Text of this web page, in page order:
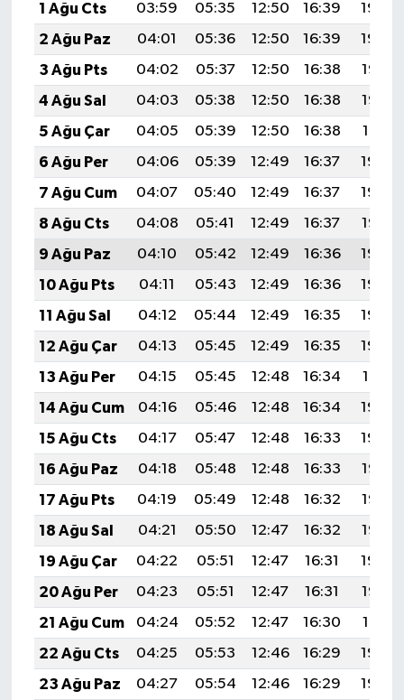
1 Ağu Cts
03:59 05:35 12:50 16:39
19:54
2 Ağu Paz
04:01 05:36 12:50 16:39
19:54
3 Ağu Pts
04:02 05:37 12:50 16:38
19:53
4 Ağu Sal
04:03 05:38 12:50 16:38
19:52
5 Ağu Çar
04:05 05:39 12:50 16:38
19:51
6 Ağu Per
04:06 05:39 12:49 16:37
19:49
7 Ağu Cum
04:07 05:40 12:49 16:37
19:48
8 Ağu Cts
04:08 05:41 12:49 16:37
19:47
9 Ağu Paz
04:10 05:42 12:49 16:36
19:46
10 Ağu Pts
04:11 05:43 12:49 16:36
19:45
11 Ağu Sal
04:12 05:44 12:49 16:35
19:44
12 Ağu Çar
04:13 05:45 12:49 16:35
19:43
13 Ağu Per
04:15 05:45 12:48 16:34
19:41
14 Ağu Cum
04:16 05:46 12:48 16:34
19:40
15 Ağu Cts
04:17 05:47 12:48 16:33
19:39
16 Ağu Paz
04:18 05:48 12:48 16:33
19:38
17 Ağu Pts
04:19 05:49 12:48 16:32
19:37
18 Ağu Sal
04:21 05:50 12:47 16:32
19:35
19 Ağu Çar
04:22 05:51 12:47 16:31
19:34
20 Ağu Per
04:23 05:51 12:47 16:31
19:33
21 Ağu Cum
04:24 05:52 12:47 16:30
19:31
22 Ağu Cts
04:25 05:53 12:46 16:29
19:30
23 Ağu Paz
04:27 05:54 12:46 16:29
19:29